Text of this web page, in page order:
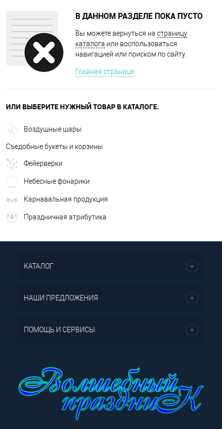
В ДАННОМ РАЗДЕЛЕ ПОКА ПУСТО
Вы можете вернуться на страницу
каталога или воспользоваться
навигацией или поиском по сайту.
Главная страница
ИЛИ ВЫБЕРИТЕ НУЖНЫЙ ТОВАР В КАТАЛОГЕ.
Воздушные шары
Съедобные букеты и корзины
Фейерверки
Небесные фонарики
Карнавальная продукция
Праздничная атрибутика
КАТАЛОГ
НАШИ ПРЕДЛОЖЕНИЯ
ПОМОЩЬ И СЕРВИСЫ